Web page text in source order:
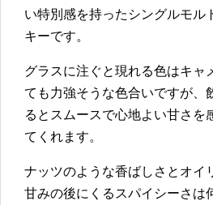
い特別感を持ったシングルモル
キーです。
グラスに注ぐと現れる色はキャ
ても力強そうな色合いですが、
るとスムースで心地よい甘さを
てくれます。
ナッツのような香ばしさとオイ
甘みの後にくるスパイシーさは